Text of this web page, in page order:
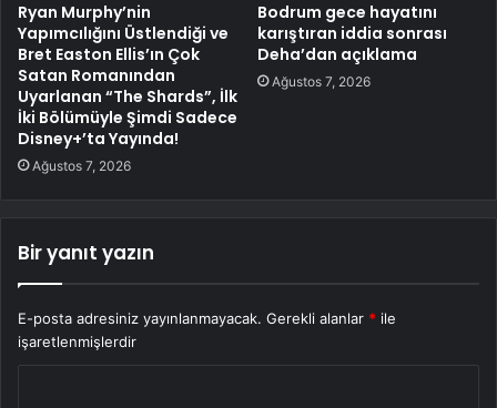
Ryan Murphy’nin
Yapımcılığını Üstlendiği ve
Bret Easton Ellis’ın Çok
Satan Romanından
Uyarlanan “The Shards”, İlk
İki Bölümüyle Şimdi Sadece
Disney+’ta Yayında!
Ağustos 7, 2026
Bodrum gece hayatını
karıştıran iddia sonrası
Deha’dan açıklama
Ağustos 7, 2026
Bir yanıt yazın
E-posta adresiniz yayınlanmayacak. Gerekli alanlar * ile
işaretlenmişlerdir